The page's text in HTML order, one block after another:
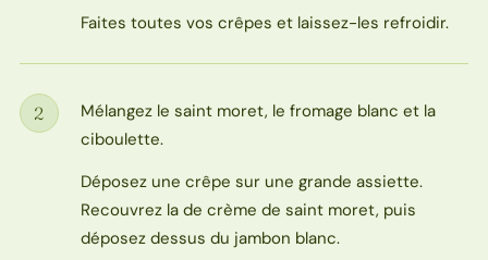
Faites toutes vos crêpes et laissez-les refroidir.
Étape
2
Mélangez le saint moret, le fromage blanc et la
ciboulette.
Déposez une crêpe sur une grande assiette.
Recouvrez la de crème de saint moret, puis
déposez dessus du jambon blanc.